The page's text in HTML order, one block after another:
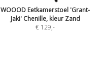
WOOOD Eetkamerstoel 'Grant-
Jaki' Chenille, kleur Zand
€ 129,-